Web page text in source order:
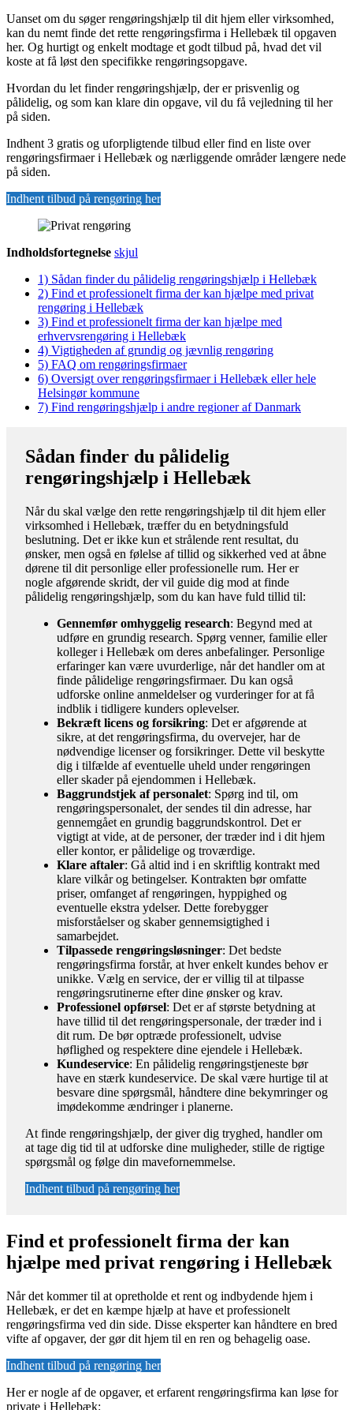
Uanset om du søger rengøringshjælp til dit hjem eller virksomhed,
kan du nemt finde det rette rengøringsfirma i Hellebæk til opgaven
her. Og hurtigt og enkelt modtage et godt tilbud på, hvad det vil
koste at få løst den specifikke rengøringsopgave.
Hvordan du let finder rengøringshjælp, der er prisvenlig og
pålidelig, og som kan klare din opgave, vil du få vejledning til her
på siden.
Indhent 3 gratis og uforpligtende tilbud eller find en liste over
rengøringsfirmaer i Hellebæk og nærliggende områder længere nede
på siden.
Indhent tilbud på rengøring her
Indholdsfortegnelse skjul
1) Sådan finder du pålidelig rengøringshjælp i Hellebæk
2) Find et professionelt firma der kan hjælpe med privat
rengøring i Hellebæk
3) Find et professionelt firma der kan hjælpe med
erhvervsrengøring i Hellebæk
4) Vigtigheden af grundig og jævnlig rengøring
5) FAQ om rengøringsfirmaer
6) Oversigt over rengøringsfirmaer i Hellebæk eller hele
Helsingør kommune
7) Find rengøringshjælp i andre regioner af Danmark
Sådan finder du pålidelig
rengøringshjælp i Hellebæk
Når du skal vælge den rette rengøringshjælp til dit hjem eller
virksomhed i Hellebæk, træffer du en betydningsfuld
beslutning. Det er ikke kun et strålende rent resultat, du
ønsker, men også en følelse af tillid og sikkerhed ved at åbne
dørene til dit personlige eller professionelle rum. Her er
nogle afgørende skridt, der vil guide dig mod at finde
pålidelig rengøringshjælp, som du kan have fuld tillid til:
Gennemfør omhyggelig research: Begynd med at
udføre en grundig research. Spørg venner, familie eller
kolleger i Hellebæk om deres anbefalinger. Personlige
erfaringer kan være uvurderlige, når det handler om at
finde pålidelige rengøringsfirmaer. Du kan også
udforske online anmeldelser og vurderinger for at få
indblik i tidligere kunders oplevelser.
Bekræft licens og forsikring: Det er afgørende at
sikre, at det rengøringsfirma, du overvejer, har de
nødvendige licenser og forsikringer. Dette vil beskytte
dig i tilfælde af eventuelle uheld under rengøringen
eller skader på ejendommen i Hellebæk.
Baggrundstjek af personalet: Spørg ind til, om
rengøringspersonalet, der sendes til din adresse, har
gennemgået en grundig baggrundskontrol. Det er
vigtigt at vide, at de personer, der træder ind i dit hjem
eller kontor, er pålidelige og troværdige.
Klare aftaler: Gå altid ind i en skriftlig kontrakt med
klare vilkår og betingelser. Kontrakten bør omfatte
priser, omfanget af rengøringen, hyppighed og
eventuelle ekstra ydelser. Dette forebygger
misforståelser og skaber gennemsigtighed i
samarbejdet.
Tilpassede rengøringsløsninger: Det bedste
rengøringsfirma forstår, at hver enkelt kundes behov er
unikke. Vælg en service, der er villig til at tilpasse
rengøringsrutinerne efter dine ønsker og krav.
Professionel opførsel: Det er af største betydning at
have tillid til det rengøringspersonale, der træder ind i
dit rum. De bør optræde professionelt, udvise
høflighed og respektere dine ejendele i Hellebæk.
Kundeservice: En pålidelig rengøringstjeneste bør
have en stærk kundeservice. De skal være hurtige til at
besvare dine spørgsmål, håndtere dine bekymringer og
imødekomme ændringer i planerne.
At finde rengøringshjælp, der giver dig tryghed, handler om
at tage dig tid til at udforske dine muligheder, stille de rigtige
spørgsmål og følge din mavefornemmelse.
Indhent tilbud på rengøring her
Find et professionelt firma der kan
hjælpe med privat rengøring i Hellebæk
Når det kommer til at opretholde et rent og indbydende hjem i
Hellebæk, er det en kæmpe hjælp at have et professionelt
rengøringsfirma ved din side. Disse eksperter kan håndtere en bred
vifte af opgaver, der gør dit hjem til en ren og behagelig oase.
Indhent tilbud på rengøring her
Her er nogle af de opgaver, et erfarent rengøringsfirma kan løse for
private i Hellebæk: